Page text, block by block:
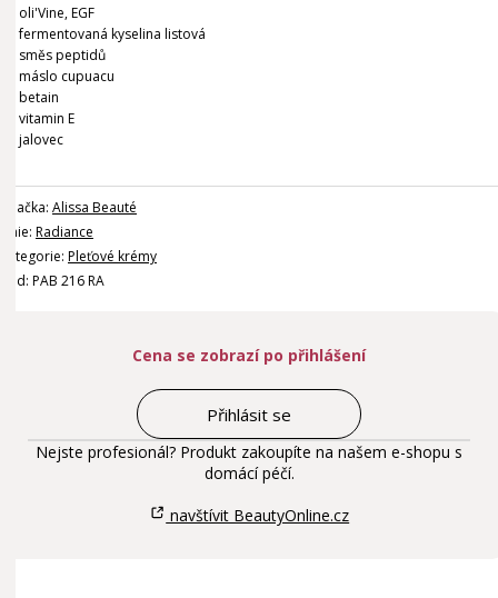
oli'Vine, EGF
fermentovaná kyselina listová
směs peptidů
máslo cupuacu
betain
vitamin E
jalovec
Značka: Alissa Beauté
Linie: Radiance
Kategorie: Pleťové krémy
Kód: PAB 216 RA
Cena se zobrazí po přihlášení
Přihlásit se
Nejste profesionál? Produkt zakoupíte na našem e-shopu s
domácí péčí.
navštívit BeautyOnline.cz